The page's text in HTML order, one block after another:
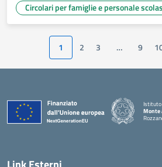
Circolari per famiglie e personale
1 2 3 … 9
Istituto
Monte